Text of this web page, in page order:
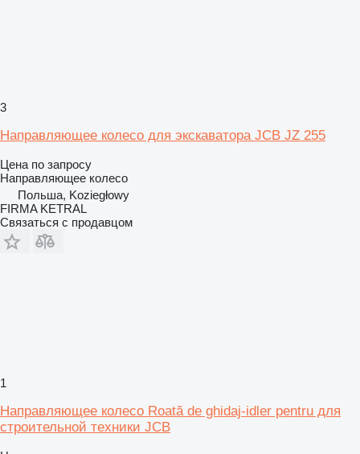
3
Направляющее колесо для экскаватора JCB JZ 255
Цена по запросу
Направляющее колесо
Польша, Koziegłowy
FIRMA KETRAL
Связаться с продавцом
1
Направляющее колесо Roată de ghidaj-idler pentru для
строительной техники JCB